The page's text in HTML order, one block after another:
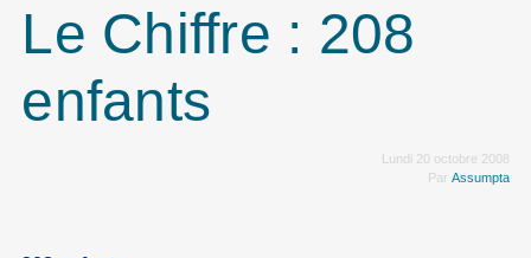
Le Chiffre : 208
enfants
Lundi 20 octobre 2008
Par Assumpta